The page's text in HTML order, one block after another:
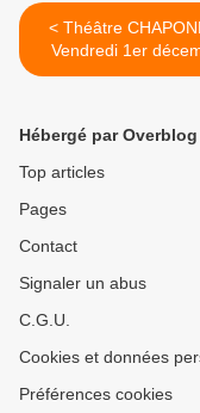
< Théâtre CHAPONNAY
Vendredi 1er
2023
Hébergé par Overblog
Top articles
Pages
Contact
Signaler un abus
C.G.U.
Cookies et données
Préférences cookies